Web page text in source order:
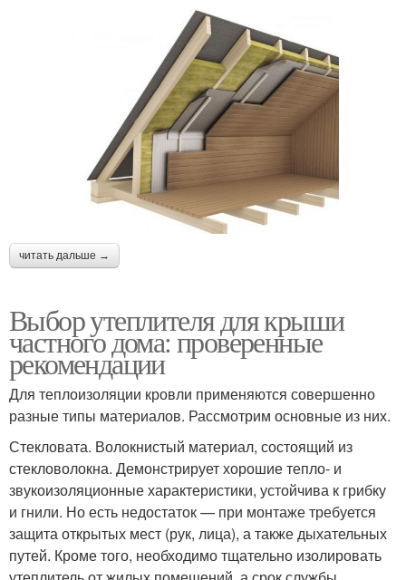
читать дальше →
Выбор утеплителя для крыши
частного дома: проверенные
рекомендации
Для теплоизоляции кровли применяются совершенно
разные типы материалов. Рассмотрим основные из них.
Стекловата. Волокнистый материал, состоящий из
стекловолокна. Демонстрирует хорошие тепло- и
звукоизоляционные характеристики, устойчива к грибку
и гнили. Но есть недостаток — при монтаже требуется
защита открытых мест (рук, лица), а также дыхательных
путей. Кроме того, необходимо тщательно изолировать